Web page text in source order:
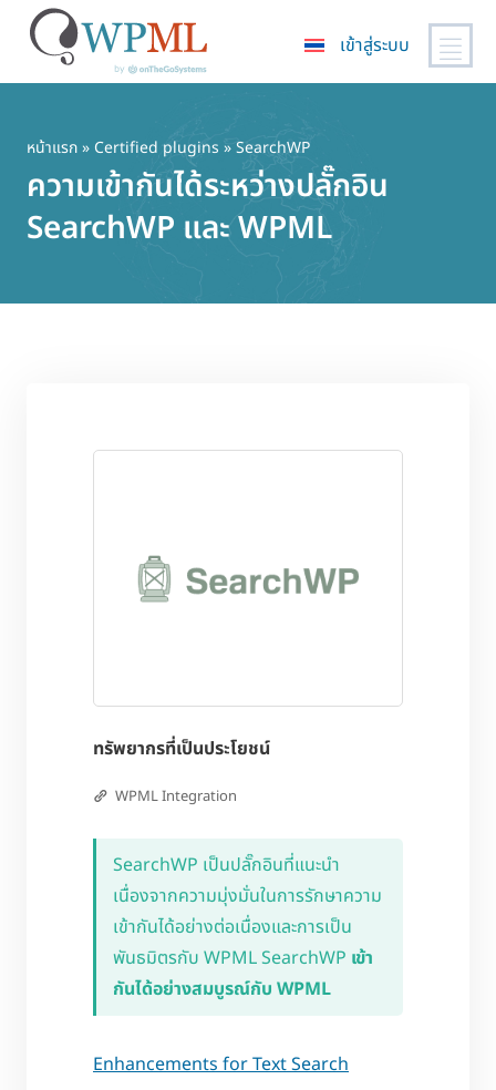
เนื้อหา
หลัก
เข้าสู่ระบบ
หน้าแรก» Certified plugins » SearchWP
ความเข้ากันได้ระหว่างปลั๊กอิน
SearchWP และ WPML
ทรัพยากรที่เป็นประโยชน์
WPML Integration
SearchWP เป็นปลั๊กอินที่แนะนำ
เนื่องจากความมุ่งมั่นในการรักษาความ
เข้ากันได้อย่างต่อเนื่องและการเป็น
พันธมิตรกับ WPML SearchWP เข้า
กันได้อย่างสมบูรณ์กับ WPML
Enhancements for Text Search